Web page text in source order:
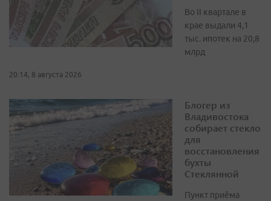
Во II квартале в
крае выдали 4,1
тыс. ипотек на 20,8
млрд
20:14, 8 августа 2026
Блогер из
Владивостока
собирает стекло
для
восстановления
бухты
Стеклянной
Пункт приёма